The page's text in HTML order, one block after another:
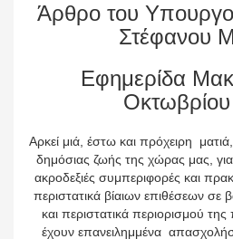
Άρθρο του
Στέφανου
Εφημερίδα
Αρκεί μιά, έστω και πρόχειρη ματιά, στα τελευταία χρόνια της
δημόσιας ζωής της χώρας μας, για
ακροδεξιές συμπεριφορές και
περιστατικά βίαιων επιθέσεων
και περιστατικά περιορισμού της
έχουν επανειλημμένα